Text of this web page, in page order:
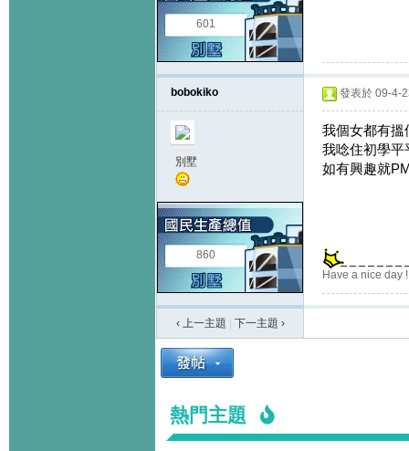
601
bobokiko
別墅
860
發表於 09-4-
我個女都有搵
我唸住初學平
如有興趣就
Have a nice day !
‹ 上一主題 下一主題 ›
熱門主題